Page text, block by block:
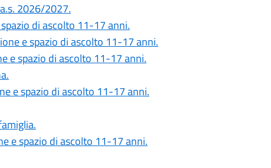
2026/2027.
di ascolto 11-17 anni.
e spazio di ascolto 11-17 anni.
e spazio di ascolto 11-17 anni.
e spazio di ascolto 11-17 anni.
e spazio di ascolto 11-17 anni.